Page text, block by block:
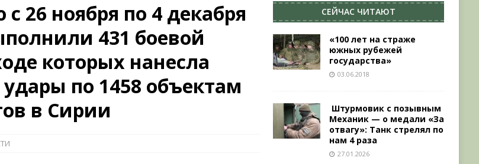
ЖУРНАЛ
проект с рассекреченными документами из
войск ВС РФ
НОВОСТИ
26 ноября по 4 декабря
431 боевой
которых нанесла
по 1458 объектам
в Сирии
СЕЙЧАС ЧИТАЮТ
«100 лет на страже
южных рубежей
государства»
03.06.2018
Штурмовик с позывным
Механик — о медали «За
отвагу»: Танк стрелял по
нам 4 раза
27.01.2026